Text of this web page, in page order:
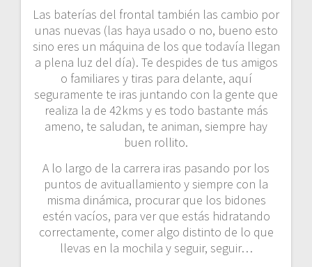
Las baterías del frontal también las cambio por
unas nuevas (las haya usado o no, bueno esto
sino eres un máquina de los que todavía llegan
a plena luz del día). Te despides de tus amigos
o familiares y tiras para delante, aquí
seguramente te iras juntando con la gente que
realiza la de 42kms y es todo bastante más
ameno, te saludan, te animan, siempre hay
buen rollito.
A lo largo de la carrera iras pasando por los
puntos de avituallamiento y siempre con la
misma dinámica, procurar que los bidones
estén vacíos, para ver que estás hidratando
correctamente, comer algo distinto de lo que
llevas en la mochila y seguir, seguir…